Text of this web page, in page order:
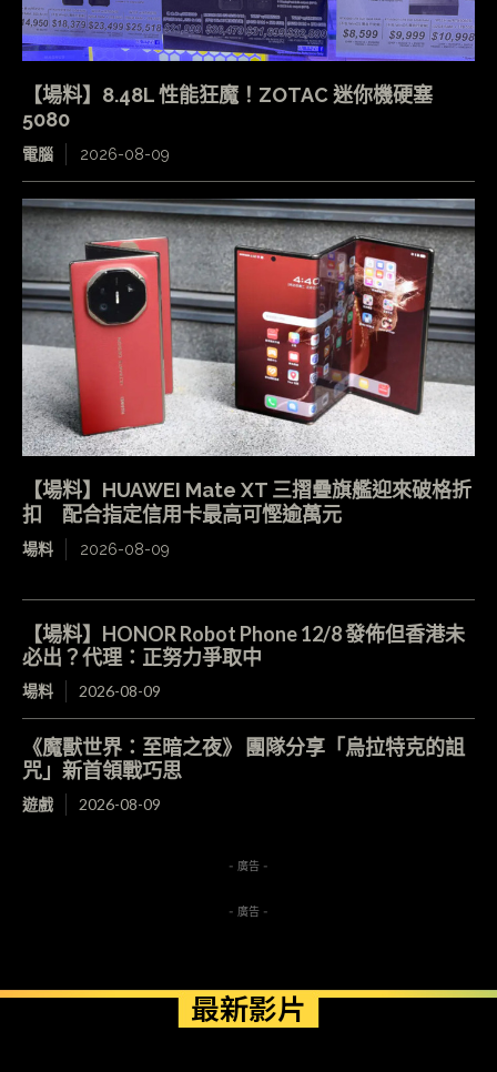
【場料】8.48L 性能狂魔！ZOTAC 迷你機硬塞
5080
電腦 2026-08-09
【場料】HUAWEI Mate XT 三摺疊旗艦迎來破格折
扣 配合指定信用卡最高可慳逾萬元
場料 2026-08-09
【場料】HONOR Robot Phone 12/8 發佈但香港未
必出？代理：正努力爭取中
場料 2026-08-09
《魔獸世界：至暗之夜》 團隊分享「烏拉特克的詛
咒」新首領戰巧思
遊戲 2026-08-09
- 廣告 -
- 廣告 -
最新影片